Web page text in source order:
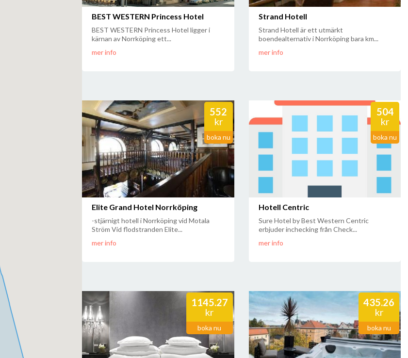
BEST WESTERN Princess Hotel
BEST WESTERN Princess Hotel ligger i
kärnan av Norrköping ett...
mer info
Strand Hotell
Strand Hotell är ett utmärkt
boendealternativ i Norrköping bara km...
mer info
552
kr
boka nu
Elite Grand Hotel Norrköping
-stjärnigt hotell i Norrköping vid Motala
Ström Vid flodstranden Elite...
mer info
504
kr
boka nu
Hotell Centric
Sure Hotel by Best Western Centric
erbjuder inchecking från Check...
mer info
1145.27
kr
boka nu
435.26
kr
boka nu